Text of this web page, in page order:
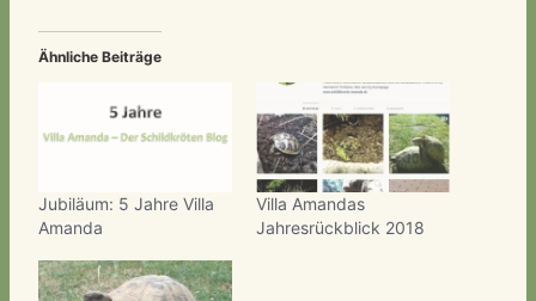
Ähnliche Beiträge
Jubiläum: 5 Jahre Villa
Amanda
Villa Amandas
Jahresrückblick 2018